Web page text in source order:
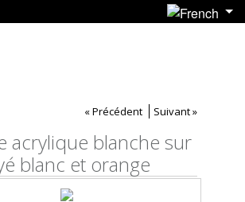
« Précédent Suivant »
acrylique blanche sur
blanc et orange